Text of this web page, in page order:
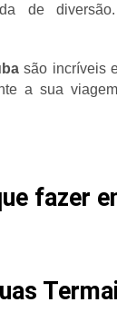
de
são incríveis
a sua
fazer